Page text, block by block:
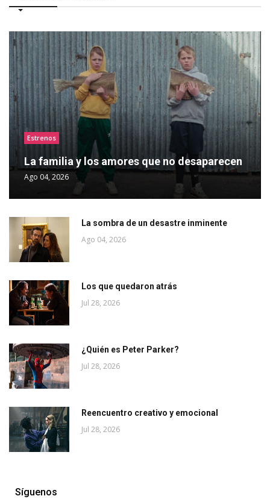
Estrenos
La familia y los amores que no desaparecen
Ago 04, 2026
La sombra de un desastre inminente
Ago 04, 2026
Los que quedaron atrás
Jul 28, 2026
¿Quién es Peter Parker?
Jul 28, 2026
Reencuentro creativo y emocional
Jul 28, 2026
Síguenos